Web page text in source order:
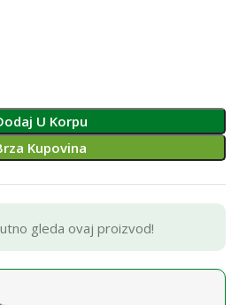
U Korpu
Kupovina
gleda ovaj proizvod!